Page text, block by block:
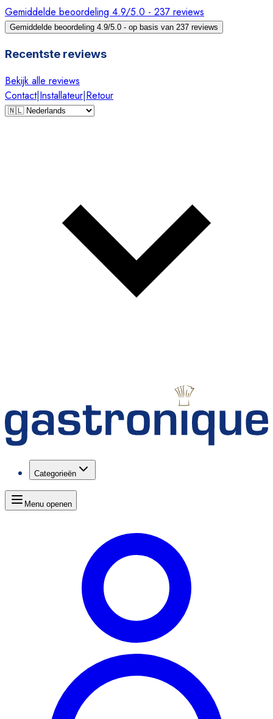
Gemiddelde beoordeling 4.9/5.0 - 237 reviews
Gemiddelde beoordeling 4.9/5.0 - op basis van 237 reviews
Recentste reviews
Bekijk alle reviews
Contact|Installateur|Retour
Categorieën
Menu openen